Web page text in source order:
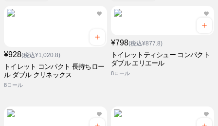
¥928(税込¥1,020.8)
トイレット コンパクト 長持ちロー
ル ダブル クリネックス
8ロール
¥798(税込¥877.8)
トイレットティシュー コンパクト
ダブル エリエール
8ロール